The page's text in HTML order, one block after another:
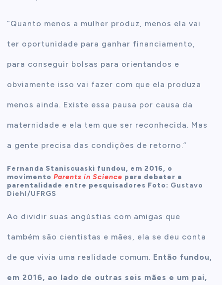
“Quanto menos a mulher produz, menos ela vai
ter oportunidade para ganhar financiamento,
para conseguir bolsas para orientandos e
obviamente isso vai fazer com que ela produza
menos ainda. Existe essa pausa por causa da
maternidade e ela tem que ser reconhecida. Mas
a gente precisa das condições de retorno.”
Fernanda Staniscuaski fundou, em 2016, o
movimentoParents in Science para debater a
parentalidade entre pesquisadores Foto: Gustavo
Diehl/UFRGS
Ao dividir suas angústias com amigas que
também são cientistas e mães, ela se deu conta
de que vivia uma realidade comum. Então fundou,
em 2016, ao lado de outras seis mães e um pai,